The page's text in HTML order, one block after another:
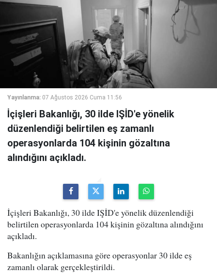
Yayınlanma: 07 Ağustos 2026 Cuma 11:56
İçişleri Bakanlığı, 30 ilde IŞİD'e yönelik
düzenlendiği belirtilen eş zamanlı
operasyonlarda 104 kişinin gözaltına
alındığını açıkladı.
İçişleri Bakanlığı, 30 ilde IŞİD'e yönelik düzenlendiği
belirtilen operasyonlarda 104 kişinin gözaltına alındığını
açıkladı.
Bakanlığın açıklamasına göre operasyonlar 30 ilde eş
zamanlı olarak gerçekleştirildi.